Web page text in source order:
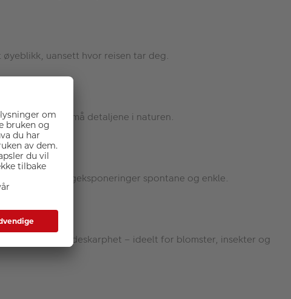
uansett hvor reisen tar deg.
og alle de små detaljene i naturen.
gjør langeksponeringer spontane og enkle.
større dybdeskarphet – ideelt for blomster, insekter og